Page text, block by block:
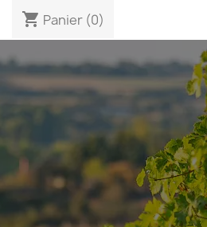
shopping_cart Panier (0)